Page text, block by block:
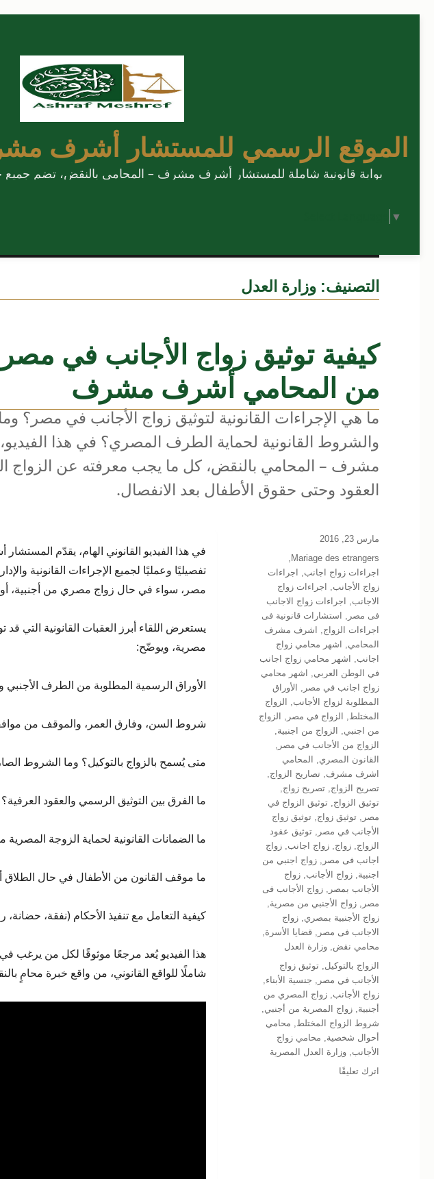
الموقع الرسمي للمستشار أشرف
بوابة قانونية شاملة للمستشار أشرف مشرف – المحامي بالنقض، تضم جميع
▼
التصنيف:وزارة العدل
كيفية توثيق زواج الأجانب في
من المحامي أشرف مشرف
ما هي الإجراءات القانونية لتوثيق زواج الأجانب في مصر؟
والشروط القانونية لحماية الطرف المصري؟ في هذا
مشرف – المحامي بالنقض، كل ما يجب معرفته عن الزواج
العقود وحتى حقوق الأطفال بعد الانفصال.
في هذا الفيديو القانوني الهام، يقدّم
تفصيليًا وعمليًا لجميع الإجراءات القانونية
مصر، سواء في حال زواج مصري من أجنبية،
يستعرض اللقاء أبرز العقبات القانونية التي
مصرية، ويوضّح:
الأوراق الرسمية المطلوبة من الطرف
شروط السن، وفارق العمر، والموقف من
متى يُسمح بالزواج بالتوكيل؟ وما الشروط
ما الفرق بين التوثيق الرسمي والعقود العرفية؟
ما الضمانات القانونية لحماية الزوجة
ما موقف القانون من الأطفال في حال الطلاق
كيفية التعامل مع تنفيذ الأحكام (نفقة، حضانة،
هذا الفيديو يُعد مرجعًا موثوقًا لكل من يرغب
شاملًا للواقع القانوني، من واقع خبرة محامٍ
نُشرت
مارس 23, 2016
التصنيفات
Mariage des etrangers
,
اجراءات زواج اجانب,
اجراءات
زواج الأجانب,
اجراءات زواج
الاجانب,
اجراءات زواج الاجانب
فى مصر ,
استشارات قانونية فى
اجراءات الزواج,
اشرف مشرف
المحامي,
اشهر محامي زواج
اجانب,
اشهر محامي زواج اجانب
في الوطن العربي,
اشهر محامي
زواج اجانب في مصر ,
الأوراق
المطلوبة لزواج الأجانب,
الزواج
المختلط, الزواج في مصر ,
الزواج
من اجنبي, الزواج من اجنبية,
الزواج من الأجانب في مصر ,
القانون المصري,
المحامي
اشرف مشرف,تصاريح الزواج,
تصريح الزواج,تصريح زواج,
توثيق الزواج,توثيق الزواج في
مصر ,توثيق زواج,توثيق زواج
الأجانب في مصر ,توثيق عقود
الزواج,زواج,زواج اجانب,زواج
اجانب فى مصر ,زواج اجنبي من
اجنبية,زواج الأجانب,زواج
الأجانب بمصر ,زواج الأجانب فى
مصر ,زواج الأجنبي من مصرية,
زواج الأجنبية بمصري,زواج
الاجانب فى مصر ,قضايا الأسرة,
محامي نقض,وزارة العدل
الوسوم
الزواج بالتوكيل,توثيق زواج
الأجانب في مصر , جنسية الأبناء,
زواج الأجانب,زواج المصري من
أجنبية,زواج المصرية من أجنبي,
شروط الزواج المختلط, محامي
أحوال شخصية, محامي زواج
الأجانب,وزارة العدل المصرية
اترك تعليقًا